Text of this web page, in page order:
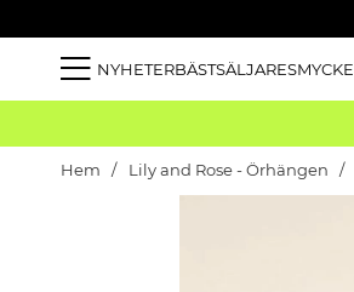
NYHETERBÄSTSÄLJARE
Hem Lily and Rose - Örhängen